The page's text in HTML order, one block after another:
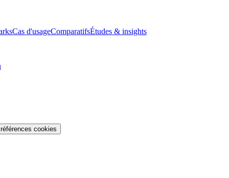
Cas d'usageComparatifsÉtudes & insights
cookies